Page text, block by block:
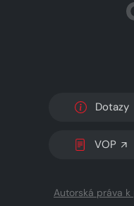
Dotazy
VOP
Autorská práva